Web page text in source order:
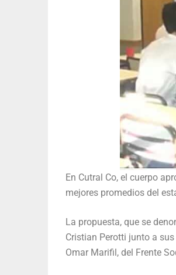
En Cutral Co, el cuerpo
mejores promedios del
La propuesta, que se
Cristian Perotti junto a
Omar Marifil, del Frente